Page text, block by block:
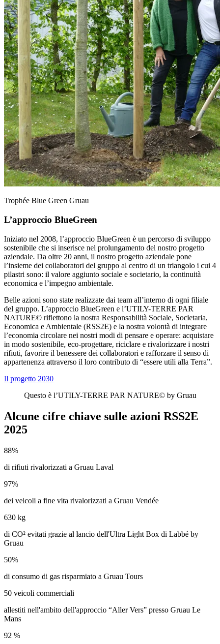
Trophée Blue Green Gruau
L’approccio BlueGreen
Iniziato nel 2008, l’approccio BlueGreen è un percorso di sviluppo
sostenibile che si inserisce nel prolungamento del nostro progetto
aziendale. Da oltre 20 anni, il nostro progetto aziendale pone
l’insieme dei collaboratori del gruppo al centro di un triangolo i cui 4
pilastri sono: il valore aggiunto sociale e societario, la continuità
economica e l’impegno ambientale.
Belle azioni sono state realizzate dai team all’interno di ogni filiale
del gruppo. L’approccio BlueGreen e l’UTILY-TERRE PAR
NATURE© riflettono la nostra Responsabilità Sociale, Societaria,
Economica e Ambientale (RSS2E) e la nostra volontà di integrare
l’economia circolare nei nostri modi di pensare e operare: acquistare
in modo sostenibile, eco-progettare, riciclare e rivalorizzare i nostri
rifiuti, favorire il benessere dei collaboratori e rafforzare il senso di
appartenenza attraverso il loro contributo di “essere utili alla Terra”.
Il progetto 2030
Questo è l’UTILY-TERRE PAR NATURE© by Gruau
Alcune cifre chiave sulle azioni RSS2E
2025
88%
di rifiuti rivalorizzati a Gruau Laval
97%
dei veicoli a fine vita rivalorizzati a Gruau Vendée
630 kg
di CO² evitati grazie al lancio dell'Ultra Light Box di Labbé by
Gruau
50%
di consumo di gas risparmiato a Gruau Tours
50 veicoli commerciali
allestiti nell'ambito dell'approccio “Aller Vers” presso Gruau Le
Mans
92 %